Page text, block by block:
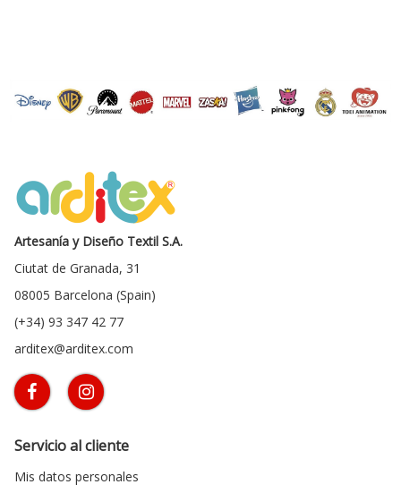
Artesanía y Diseño Textil S.A.
Ciutat de Granada, 31
08005 Barcelona (Spain)
(+34) 93 347 42 77
arditex@arditex.com
Servicio al cliente
Mis datos personales